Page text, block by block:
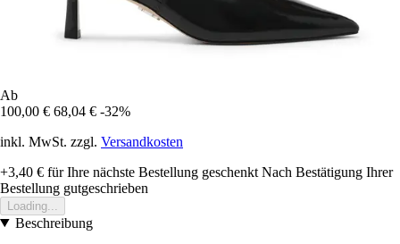
Ab
100,00 € 68,04 € -32%
inkl. MwSt. zzgl. Versandkosten
+3,40 € für Ihre nächste Bestellung geschenkt Nach Bestätigung Ihrer
Bestellung gutgeschrieben
Loading...
Beschreibung